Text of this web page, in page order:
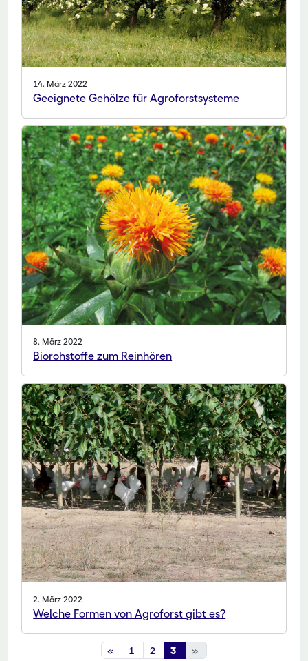
14. März 2022
Geeignete Gehölze für Agroforstsysteme
8. März 2022
Biorohstoffe zum Reinhören
2. März 2022
Welche Formen von Agroforst gibt es?
« 1 2 3 »